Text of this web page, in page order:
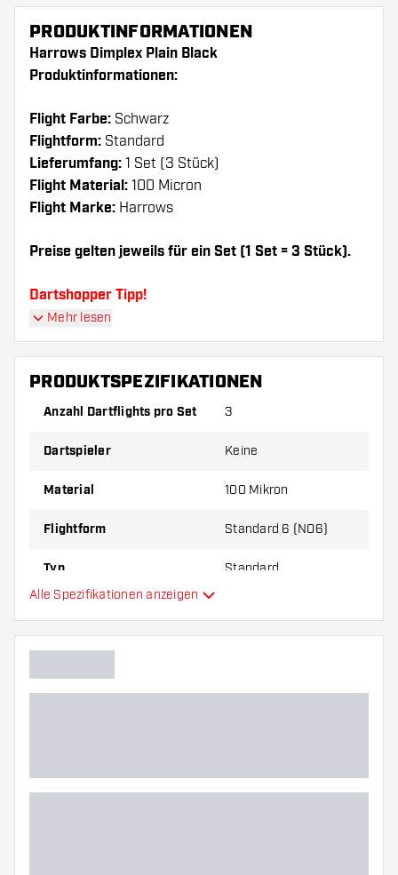
PRODUKTINFORMATIONEN
Harrows Dimplex Plain Black
Produktinformationen:
Flight Farbe: Schwarz
Flightform: Standard
Lieferumfang: 1 Set (3 Stück)
Flight Material: 100 Micron
Flight Marke: Harrows
Preise gelten jeweils für ein Set (1 Set = 3 Stück).
Dartshopper Tipp!
Sorgen Sie für genügend Ersatz Flights und
abnutzen oder brechen.
Material oder eine andere Dicke der Flights aus,
um herauszufinden, welche Variante am besten
Mehr lesen
PRODUKTSPEZIFIKATIONEN
Anzahl Dartflights pro Set 3
Dartspieler Keine
Material 100 Mikron
Flightform Standard 6 (NO6)
Typ Standard
Hauptfarbe
Alle Spezifikationen anzeigen